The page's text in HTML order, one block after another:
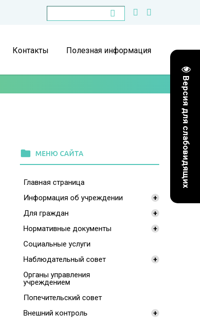
Версия для слабовидящих
Контакты Полезная информация
folder МЕНЮ САЙТА
Главная страница
Информация об учреждении
+
Для граждан
+
Нормативные документы
+
Социальные услуги
Наблюдательный совет
+
Органы управления
учреждением
Попечительский совет
Внешний контроль
+